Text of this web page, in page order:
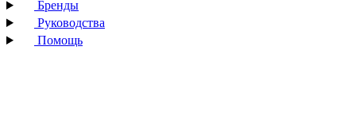
Бренды
Руководства
Помощь